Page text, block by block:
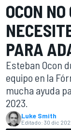
OCON
PARA
Esteban Ocon
equipo en la
mucha ayuda
2023.
Luke Smith
Editado: 30 dic